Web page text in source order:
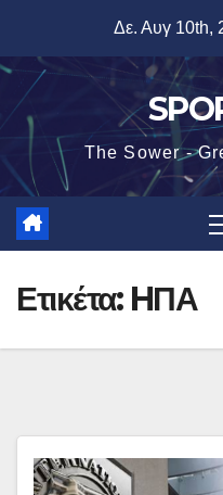
περιεχόμενο
Δε. Αυγ 10th,
The Sower -
Ετικέτα: HΠΑ